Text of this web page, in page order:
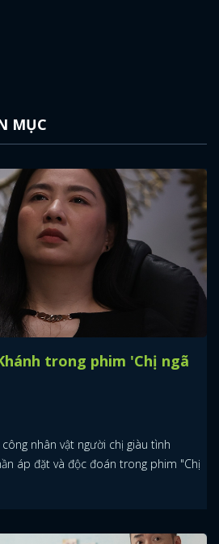
MỤC
trong phim 'Chị ngã
nhân vật người chị giàu tình
áp đặt và độc đoán trong phim "Chị